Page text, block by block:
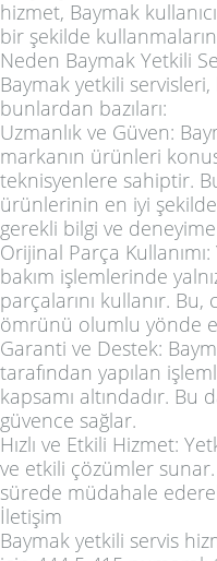
hizmet, Baymak
bir şekilde
Neden Baymak Yetkili
Baymak yetkili
bunlardan bazıları:
Uzmanlık ve Güven:
markanın ürünleri
teknisyenlere sahiptir.
ürünlerinin en iyi şekilde
gerekli bilgi ve
Orijinal Parça
bakım işlemlerinde
parçalarını kullanır. Bu,
ömrünü olumlu yönde
Garanti ve Destek:
tarafından yapılan
kapsamı altındadır.
güvence sağlar.
Hızlı ve Etkili Hizmet:
ve etkili çözümler
sürede müdahale
İletişim
Baymak yetkili servis